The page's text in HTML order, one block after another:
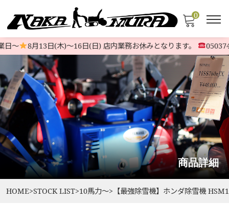
商品詳細
HOME>STOCK LIST>10馬力〜> 【最強除雪機】ホンダ除雪機
0
8月13日(木)〜16日(日) 店内業務お休みとなります。